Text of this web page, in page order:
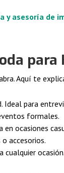
y asesoría de
para
Aquí te
para
formales.
ocasiones
accesorios.
cualquier ocasión.